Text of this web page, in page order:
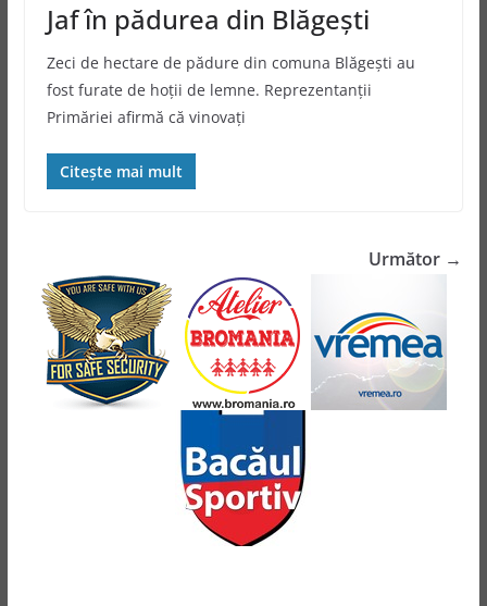
Jaf în pădurea din Blăgeşti
Zeci de hectare de pădure din comuna Blăgeşti au
fost furate de hoţii de lemne. Reprezentanţii
Primăriei afirmă că vinovaţi
Citește mai mult
Următor →